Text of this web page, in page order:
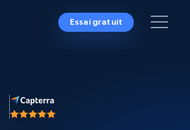
Essai gratuit